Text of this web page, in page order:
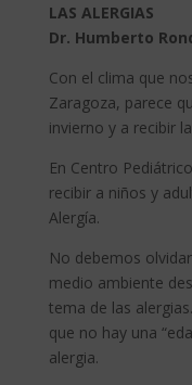
LAS ALERGIAS
Dr. Humberto
Con el clima que
Zaragoza, parece
invierno y a recibir
En Centro
recibir a niños y
Alergía.
No debemos
medio ambiente
tema de las
que no hay una
alergia.